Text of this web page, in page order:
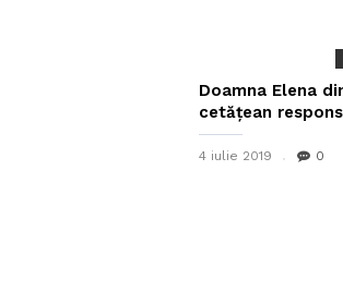
Doamna Elena
cetățean
4 iulie 2019 0